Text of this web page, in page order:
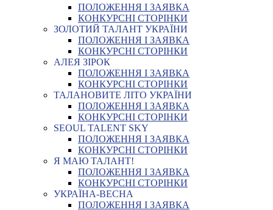
ПОЛОЖЕННЯ І ЗАЯВКА
КОНКУРСНІ СТОРІНКИ
ЗОЛОТИЙ ТАЛАНТ УКРАЇНИ
ПОЛОЖЕННЯ І ЗАЯВКА
КОНКУРСНІ СТОРІНКИ
АЛЕЯ ЗІРОК
ПОЛОЖЕННЯ І ЗАЯВКА
КОНКУРСНІ СТОРІНКИ
ТАЛАНОВИТЕ ЛІТО УКРАЇНИ
ПОЛОЖЕННЯ І ЗАЯВКА
КОНКУРСНІ СТОРІНКИ
SEOUL TALENT SKY
ПОЛОЖЕННЯ І ЗАЯВКА
КОНКУРСНІ СТОРІНКИ
Я МАЮ ТАЛАНТ!
ПОЛОЖЕННЯ І ЗАЯВКА
КОНКУРСНІ СТОРІНКИ
УКРАЇНА-ВЕСНА
ПОЛОЖЕННЯ І ЗАЯВКА